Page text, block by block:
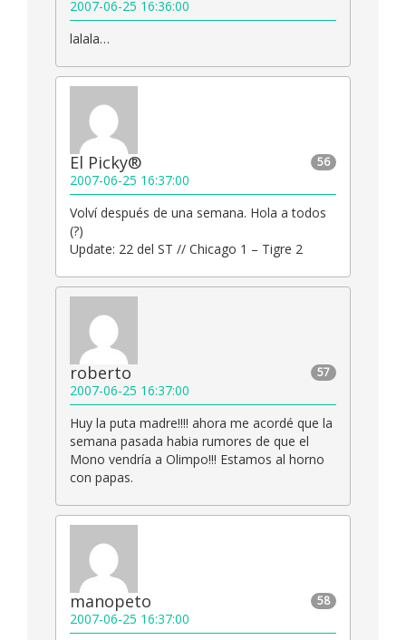
2007-06-25 16:36:00
lalala…
56
El Picky®
2007-06-25 16:37:00
Volví después de una semana. Hola a todos
(?)
Update: 22 del ST // Chicago 1 – Tigre 2
57
roberto
2007-06-25 16:37:00
Huy la puta madre!!!! ahora me acordé que la
semana pasada habia rumores de que el
Mono vendría a Olimpo!!! Estamos al horno
con papas.
58
manopeto
2007-06-25 16:37:00